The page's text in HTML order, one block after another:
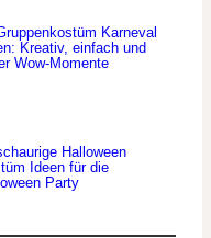
Karneval
Kreativ, einfach und
Wow-Momente
Halloween
Ideen für die
Party